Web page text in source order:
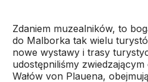
Zdaniem muzealników, to
do Malborka tak wielu
nowe wystawy i trasy
udostępniliśmy
Wałów von Plauena,